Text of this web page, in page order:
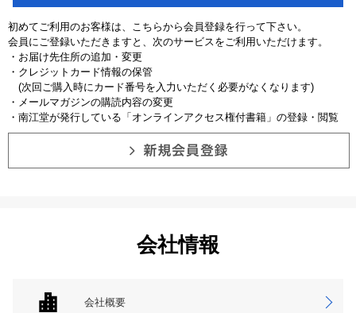
初めてご利用のお客様は、こちらから会員登録を行って下さい。
会員にご登録いただきますと、次のサービスをご利用いただけます。
・お届け先住所の追加・変更
・クレジットカード情報の保管
(次回ご購入時にカード番号を入力いただく必要がなくなります)
・メールマガジンの購読内容の変更
・南江堂が発行している「オンラインアクセス権付書籍」の登録・閲覧
会社情報
会社概要